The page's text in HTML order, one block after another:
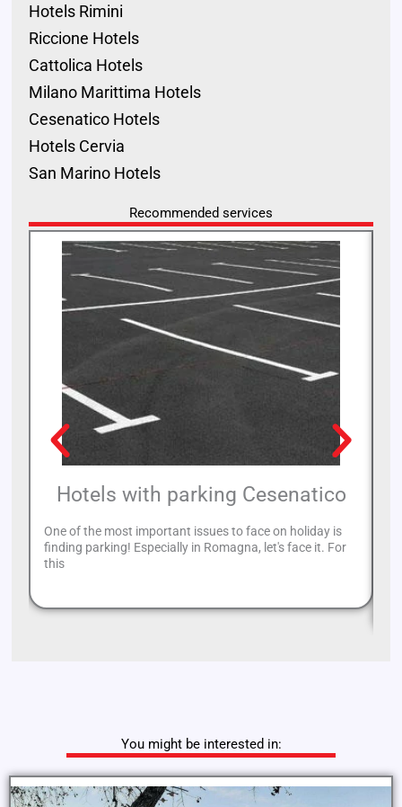
Hotels Rimini
Riccione Hotels
Cattolica Hotels
Milano Marittima Hotels
Cesenatico Hotels
Hotels Cervia
San Marino Hotels
Recommended services
Hotels with parking Cesenatico
One of the most important issues to face on holiday is
finding parking! Especially in Romagna, let's face it. For
this
You might be interested in: